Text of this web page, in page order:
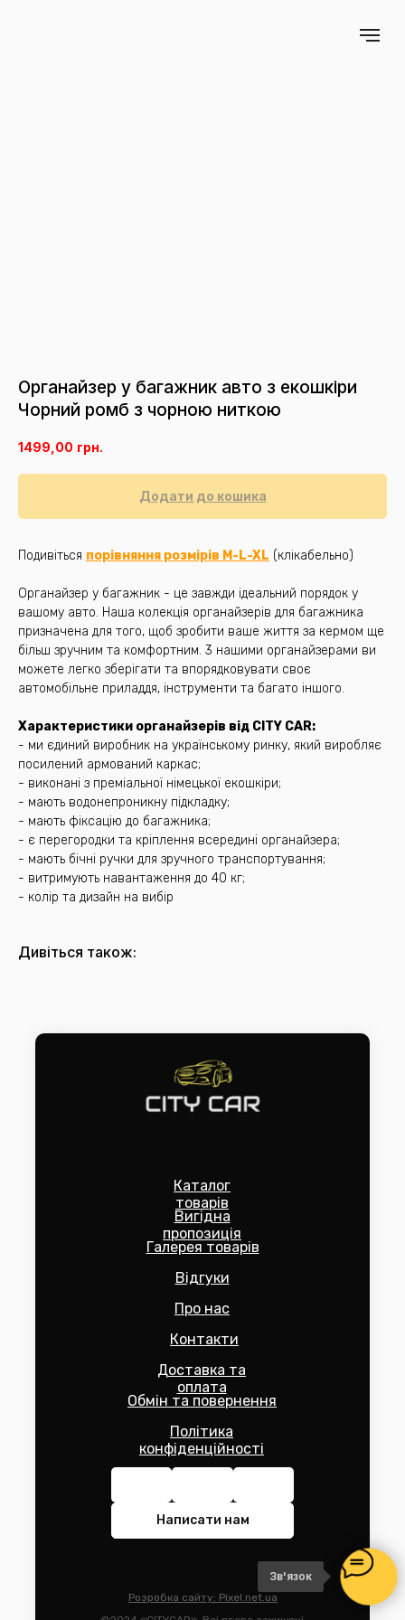
Органайзер у багажник авто з екошкіри
Чорний ромб з чорною ниткою
1499,00 грн.
Додати до кошика
Подивіться порівняння розмірів M-L-XL (клікабельно)
Органайзер у багажник - це завжди ідеальний порядок у
вашому авто. Наша колекція органайзерів для багажника
призначена для того, щоб зробити ваше життя за кермом ще
більш зручним та комфортним. 3 нашими органайзерами ви
можете легко зберігати та впорядковувати своє
автомобільне приладдя, інструменти та багато іншого.
Характеристики органайзерів від CITY CAR:
- ми єдиний виробник на українському ринку, який виробляє
посилений армований каркас;
- виконані з преміальної німецької екошкіри;
- мають водонепроникну підкладку;
- мають фіксацію до багажника;
- є перегородки та кріплення всередині органайзера;
- мають бічні ручки для зручного транспортування;
- витримують навантаження до 40 кг;
- колір та дизайн на вибір
Дивіться також:
Каталог
товарів
Вигідна
пропозиція
Галерея товарів
Відгуки
Політика
конфіденційності
Обмін та повернення
Про нас
Контакти
Написати нам
Розробка сайту: Pixel.net.ua
Доставка та
оплата
Зв'язок